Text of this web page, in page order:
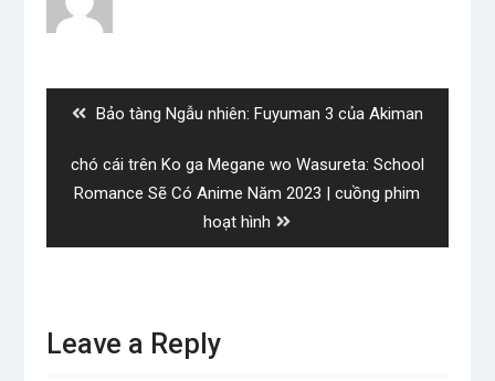
Previous
Bảo tàng Ngẫu nhiên: Fuyuman 3 của Akiman
Next
post:
chó cái trên Ko ga Megane wo Wasureta: School
Romance Sẽ Có Anime Năm 2023 | cuồng phim
hoạt hình
Leave a Reply